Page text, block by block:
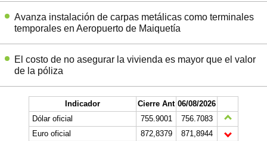
Avanza instalación de carpas metálicas como terminales
temporales en Aeropuerto de Maiquetía
El costo de no asegurar la vivienda es mayor que el valor
de la póliza
Indicador Cierre Ant 06/08/2026
Dólar oficial
755.9001
756.7083
Euro oficial
872,8379
871,8944